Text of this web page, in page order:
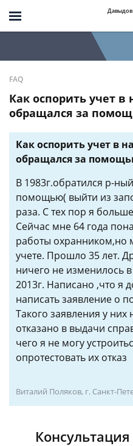
FAQ
Как оспорить учет в
обращался за
Как оспорить учет в
обращался за
В 1983г.обратился р-
помощью( выйти из
раза. С тех пор я
Сейчас мне 64 года
работы охранником,но
учете. Прошло 35 лет.
ничего не изменилось
2013г. Написано ,что я
написать заявление о
Такого заявления у
отказано в выдачи
чего я не могу
опротестовать их отказ
Виталий Поляков, г. Санкт-